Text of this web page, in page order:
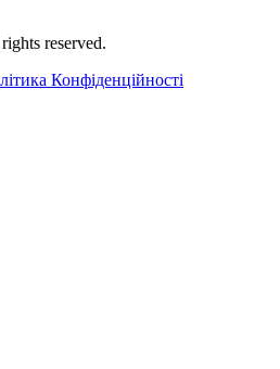
reserved.
Конфіденційності